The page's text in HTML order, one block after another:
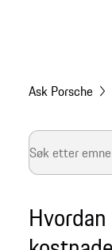
Ask Porsche